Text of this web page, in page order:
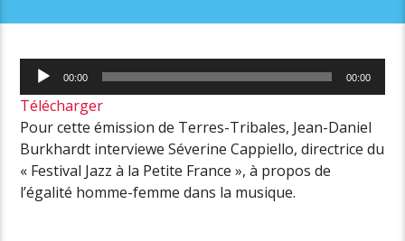
Lecteur
audio
00:00 00:00
Télécharger
Pour cette émission de Terres-Tribales, Jean-Daniel
Burkhardt interviewe Séverine Cappiello, directrice du
« Festival Jazz à la Petite France », à propos de
l’égalité homme-femme dans la musique.